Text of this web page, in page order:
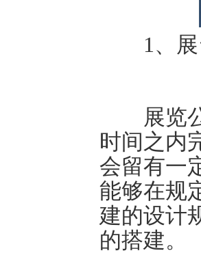
1、展
展览公
时间之内
会留有一
能够在规
建的设计
的搭建。